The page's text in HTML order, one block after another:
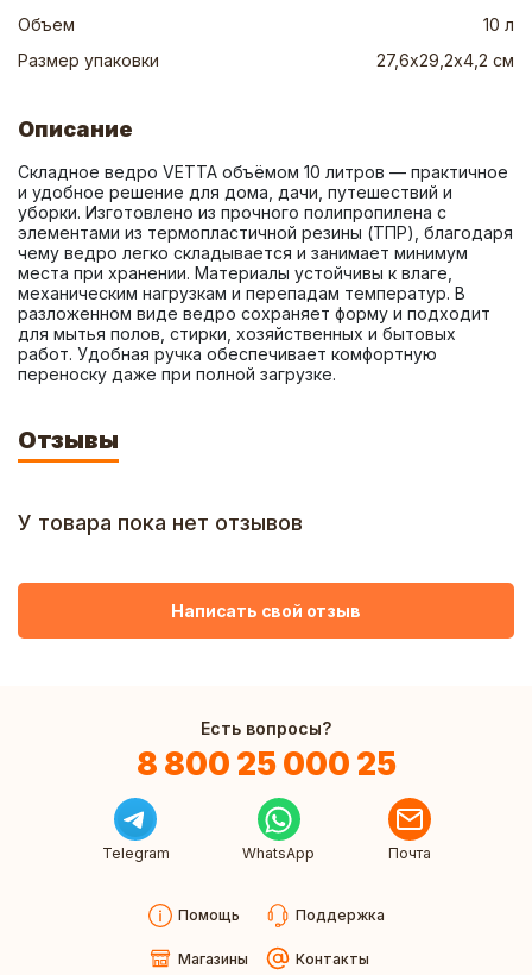
Объем
10 л
Размер упаковки
27,6х29,2х4,2 см
Описание
Складное ведро VETTA объёмом 10 литров — практичное
и удобное решение для дома, дачи, путешествий и
уборки. Изготовлено из прочного полипропилена с
элементами из термопластичной резины (ТПР), благодаря
чему ведро легко складывается и занимает минимум
места при хранении. Материалы устойчивы к влаге,
механическим нагрузкам и перепадам температур. В
разложенном виде ведро сохраняет форму и подходит
для мытья полов, стирки, хозяйственных и бытовых
работ. Удобная ручка обеспечивает комфортную
переноску даже при полной загрузке.
Отзывы
У товара пока нет отзывов
Написать свой отзыв
Есть вопросы?
8 800 25 000 25
Telegram WhatsApp Почта
Помощь Поддержка
Магазины Контакты